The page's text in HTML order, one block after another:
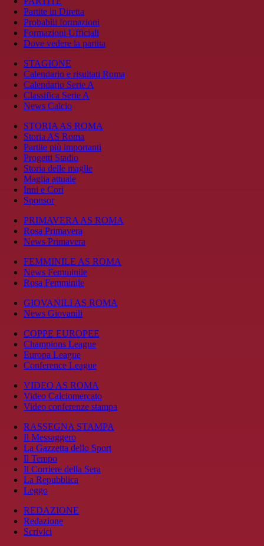
Partite in Diretta
Probabili formazioni
Formazioni Ufficiali
Dove vedere la partita
STAGIONE
Calendario e risultati Roma
Calendario Serie A
Classifica Serie A
News Calcio
STORIA AS ROMA
Storia AS Roma
Partite più importanti
Progetti Stadio
Storia delle maglie
Maglia attuale
Inni e Cori
Sponsor
PRIMAVERA AS ROMA
Rosa Primavera
News Primavera
FEMMINILE AS ROMA
News Femminile
Rosa Femminile
GIOVANILI AS ROMA
News Giovanili
COPPE EUROPEE
Champions League
Europa League
Conference League
VIDEO AS ROMA
Video Calciomercato
Video conferenze stampa
RASSEGNA STAMPA
Il Messaggero
La Gazzetta dello Sport
Il Tempo
Il Corriere della Sera
La Repubblica
Leggo
REDAZIONE
Redazione
Scrivici